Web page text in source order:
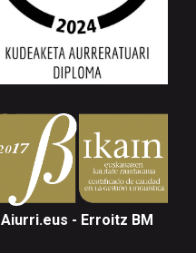
Aiurri.eus - Erroitz BM